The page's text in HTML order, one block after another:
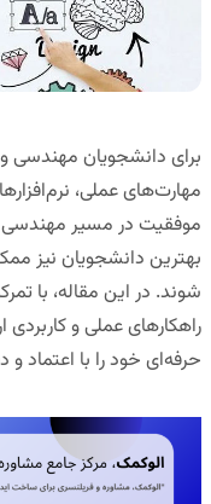
برای دانشجویان مهندسی
مهارت‌های عملی،
موفقیت در مسیر
بهترین دانشجویان نیز
شوند. در این مقاله، با
راهکارهای عملی و کاربردی
حرفه‌ای خود را با اعتماد